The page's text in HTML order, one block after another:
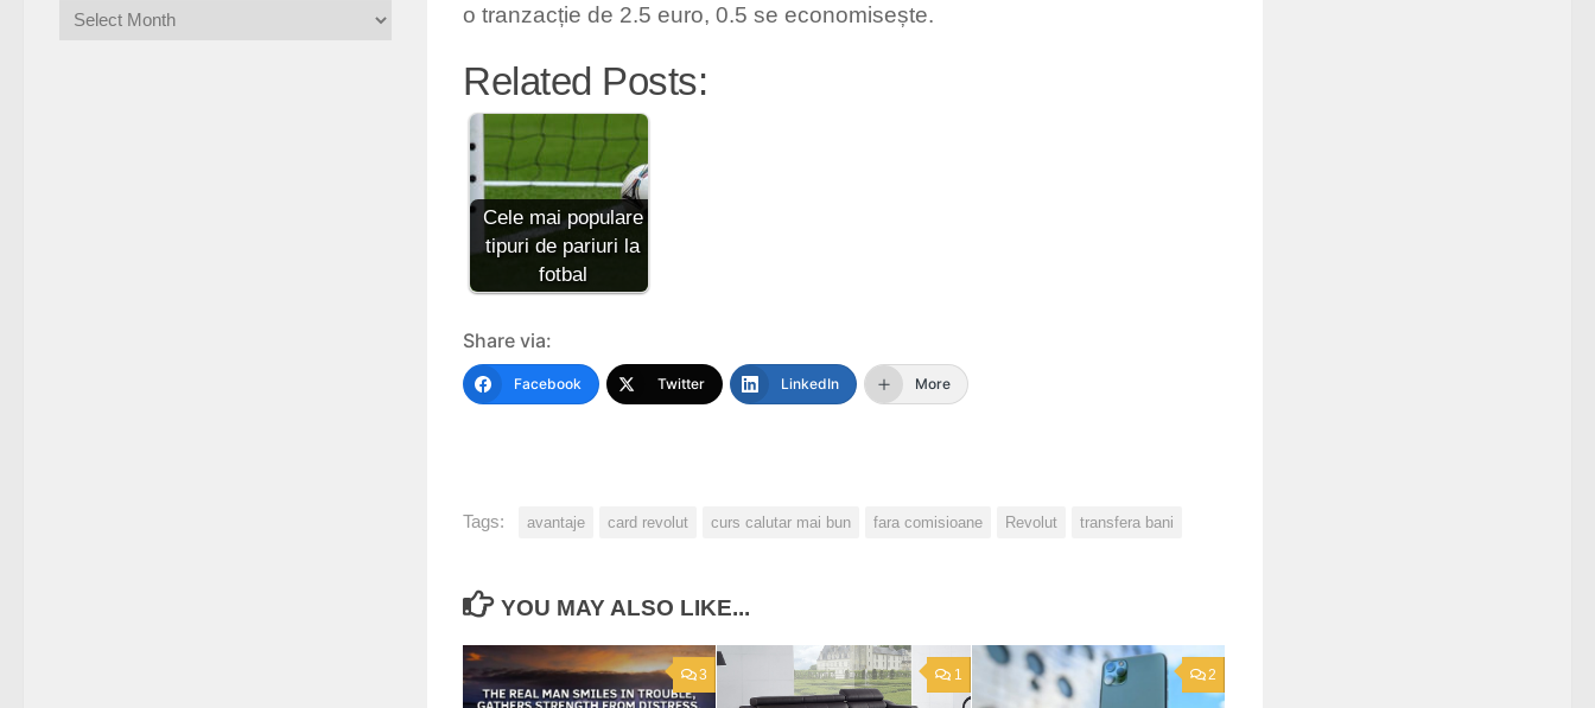
o tranzacție de 2.5 euro, 0.5 se economisește.
Related Posts:
Cele mai populare
tipuri de pariuri la
fotbal
Share via:
Facebook Twitter LinkedIn More
Tags: avantaje card revolut curs calutar mai bun fara comisioane Revolut transfera bani
YOU MAY ALSO LIKE...
3 1 2
Arhiva